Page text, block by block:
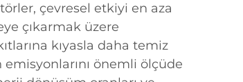
çevresel etkiyi en aza
çıkarmak üzere
kıyasla daha temiz
önemli ölçüde